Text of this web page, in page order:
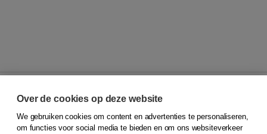
© 2026Koninklijke Boom uitgevers
Over de cookies op deze website
We gebruiken cookies om content en advertenties te personaliseren,
om functies voor social media te bieden en om ons websiteverkeer